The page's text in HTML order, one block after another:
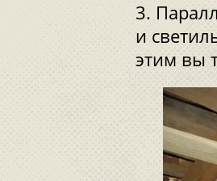
и
этим вы